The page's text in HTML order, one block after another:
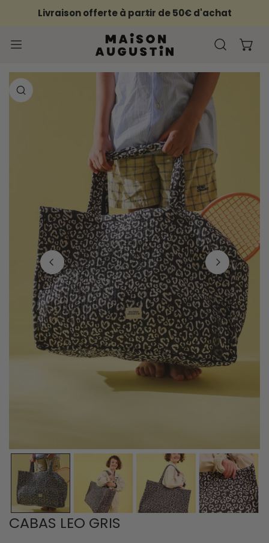
AU CONTENU
Livraison offerte à partir de 50€ d'achat
SUR LE PRODUIT
OUVRIR LE MÉDIA DANS LA VUE GALERIE
CABAS LEO GRIS